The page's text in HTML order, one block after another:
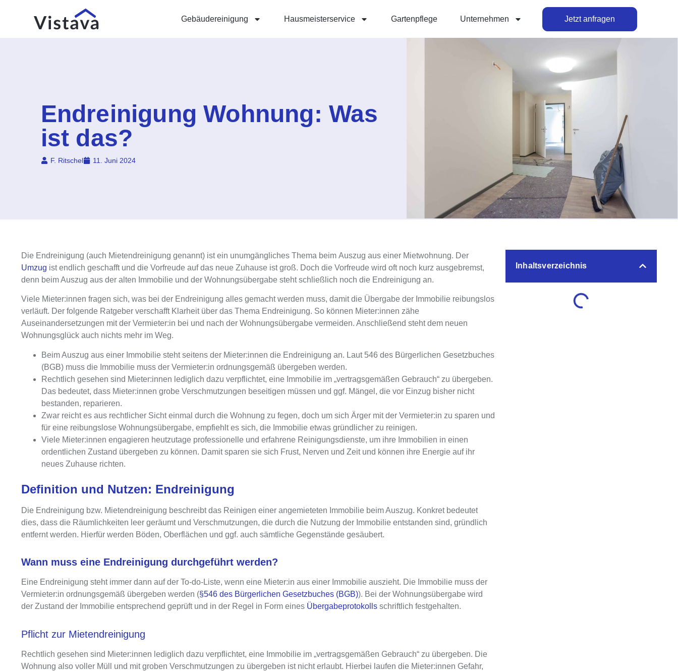
Gebäudereinigung Hausmeisterservice Gartenpflege Unternehmen Jetzt anfragen
Endreinigung Wohnung: Was
ist das?
F. Ritschel 11. Juni 2024
Die Endreinigung (auch Mietendreinigung genannt) ist ein unumgängliches Thema beim Auszug aus einer Mietwohnung. Der
Umzug ist endlich geschafft und die Vorfreude auf das neue Zuhause ist groß. Doch die Vorfreude wird oft noch kurz ausgebremst,
denn beim Auszug aus der alten Immobilie und der Wohnungsübergabe steht schließlich noch die Endreinigung an.
Viele Mieter:innen fragen sich, was bei der Endreinigung alles gemacht werden muss, damit die Übergabe der Immobilie reibungslos
verläuft. Der folgende Ratgeber verschafft Klarheit über das Thema Endreinigung. So können Mieter:innen zähe
Auseinandersetzungen mit der Vermieter:in bei und nach der Wohnungsübergabe vermeiden. Anschließend steht dem neuen
Wohnungsglück auch nichts mehr im Weg.
Beim Auszug aus einer Immobilie steht seitens der Mieter:innen die Endreinigung an. Laut546 des Bürgerlichen Gesetzbuches
(BGB) muss die Immobilie muss der Vermieter:in ordnungsgemäß übergeben werden.
Rechtlich gesehen sind Mieter:innen lediglich dazu verpflichtet, eine Immobilie im „vertragsgemäßen Gebrauch“ zu übergeben.
Das bedeutet, dass Mieter:innen grobe Verschmutzungen beseitigen müssen und ggf. Mängel, die vor Einzug bisher nicht
bestanden, reparieren.
Zwar reicht es aus rechtlicher Sicht einmal durch die Wohnung zu fegen, doch um sich Ärger mit der Vermieter:in zu sparen und
für eine reibungslose Wohnungsübergabe, empfiehlt es sich, die Immobilie etwas gründlicher zu reinigen.
Viele Mieter:innen engagieren heutzutage professionelle und erfahrene Reinigungsdienste, um ihre Immobilien in einen
ordentlichen Zustand übergeben zu können. Damit sparen sie sich Frust, Nerven und Zeit und können ihre Energie auf ihr
neues Zuhause richten.
Definition und Nutzen: Endreinigung
Die Endreinigung bzw. Mietendreinigung beschreibt das Reinigen einer angemieteten Immobilie beim Auszug. Konkret bedeutet
dies, dass die Räumlichkeiten leer geräumt und Verschmutzungen, die durch die Nutzung der Immobilie entstanden sind, gründlich
entfernt werden. Hierfür werden Böden, Oberflächen und ggf. auch sämtliche Gegenstände gesäubert.
Wann muss eine Endreinigung durchgeführt werden?
Eine Endreinigung steht immer dann auf der To-do-Liste, wenn eine Mieter:in aus einer Immobilie auszieht. Die Immobilie muss der
Vermieter:in ordnungsgemäß übergeben werden (§546 des Bürgerlichen Gesetzbuches (BGB)). Bei der Wohnungsübergabe wird
der Zustand der Immobilie entsprechend geprüftund in der Regel in Form eines Übergabeprotokolls schriftlich festgehalten.
Pflicht zur Mietendreinigung
Rechtlich gesehen sind Mieter:innen lediglich dazu verpflichtet, eine Immobilie im „vertragsgemäßen Gebrauch“ zu übergeben. Die
Wohnung also voller Müll und mit groben Verschmutzungen zu übergeben ist nicht erlaubt. Hierbei laufen die Mieter:innen Gefahr,
Inhaltsverzeichnis